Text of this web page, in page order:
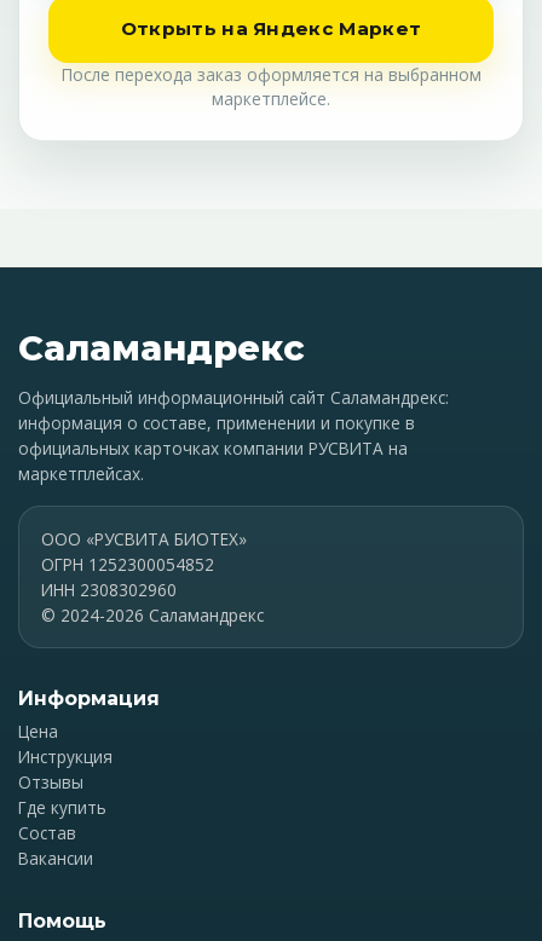
Открыть на Яндекс Маркет
После перехода заказ оформляется на выбранном
маркетплейсе.
Саламандрекс
Официальный информационный сайт Саламандрекс:
информация о составе, применении и покупке в
официальных карточках компании РУСВИТА на
маркетплейсах.
ООО «РУСВИТА БИОТЕХ»
ОГРН 1252300054852
ИНН 2308302960
© 2024-2026 Саламандрекс
Информация
Цена
Инструкция
Отзывы
Где купить
Состав
Вакансии
Помощь